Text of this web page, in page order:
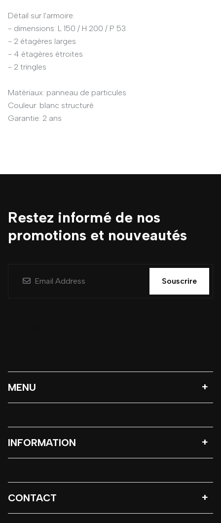
Détail sur l'armoire:
- dimensions: L 150 / H 200 / P 53
- 2 étagères larges
- 4 étagères étroites
- 2 tringles
Matériaux: panneau de particules
Couleur: blanc structuré
Garantie: 2 ans
Restez informé de nos
promotions et nouveautés
Souscrire
MENU
INFORMATION
CONTACT